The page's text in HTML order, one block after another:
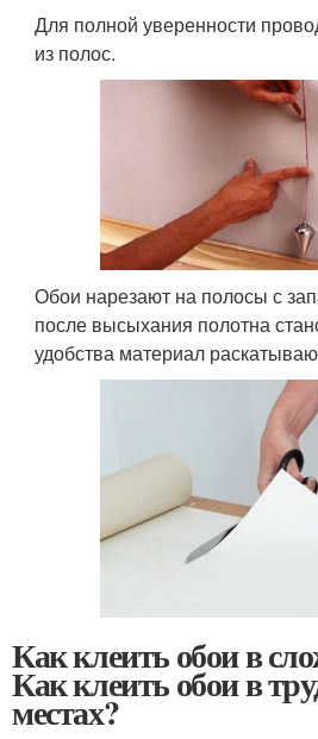
Для полной уверенности
из полос.
Обои нарезают на полосы с
после высыхания полотна
удобства материал
Как клеить обои в
Как клеить обои в
местах?